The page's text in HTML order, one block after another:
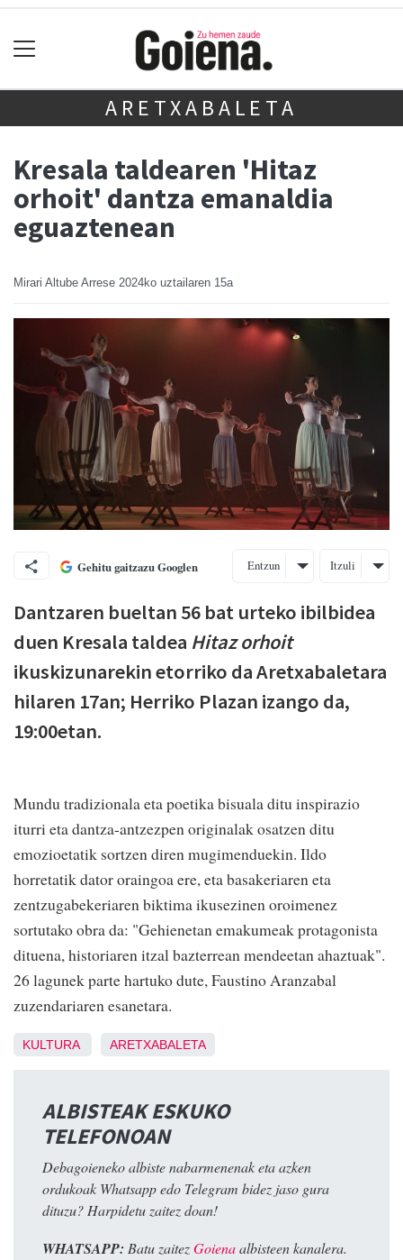
ARETXABALETA
Kresala taldearen 'Hitaz
orhoit' dantza emanaldia
eguaztenean
Mirari Altube Arrese 2024ko uztailaren 15a
Gehitu gaitzazu Googlen Entzun Itzuli
Dantzaren bueltan 56 bat urteko ibilbidea
duen Kresala taldea Hitaz orhoit
ikuskizunarekin etorriko da Aretxabaletara
hilaren 17an; Herriko Plazan izango da,
19:00etan.
Mundu tradizionala eta poetika bisuala ditu inspirazio
iturri eta dantza-antzezpen originalak osatzen ditu
emozioetatik sortzen diren mugimenduekin. Ildo
horretatik dator oraingoa ere, eta basakeriaren eta
zentzugabekeriaren biktima ikusezinen oroimenez
sortutako obra da: "Gehienetan emakumeak protagonista
dituena, historiaren itzal bazterrean mendeetan ahaztuak".
26 lagunek parte hartuko dute, Faustino Aranzabal
zuzendariaren esanetara.
KULTURA ARETXABALETA
ALBISTEAK ESKUKO
TELEFONOAN
Debagoieneko albiste nabarmenenak eta azken
ordukoak Whatsapp edo Telegram bidez jaso gura
dituzu? Harpidetu zaitez doan!
WHATSAPP: Batu zaitezGoienaalbisteen kanalera.